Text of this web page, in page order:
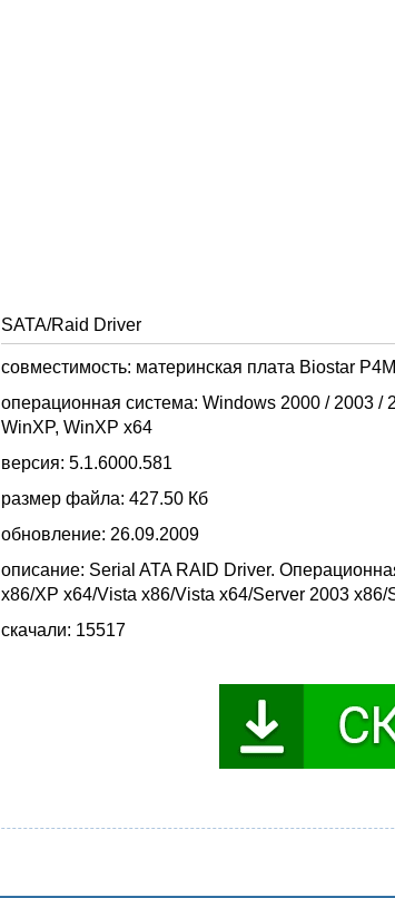
SATA/Raid Driver
совместимость: материнская плата Biostar
операционная система: Windows 2000 / 2003 /
WinXP, WinXP x64
версия: 5.1.6000.581
размер файла: 427.50 Кб
обновление: 26.09.2009
описание: Serial ATA RAID Driver.
x86/XP x64/Vista x86/Vista x64/Server 2003 x86/
скачали: 15517